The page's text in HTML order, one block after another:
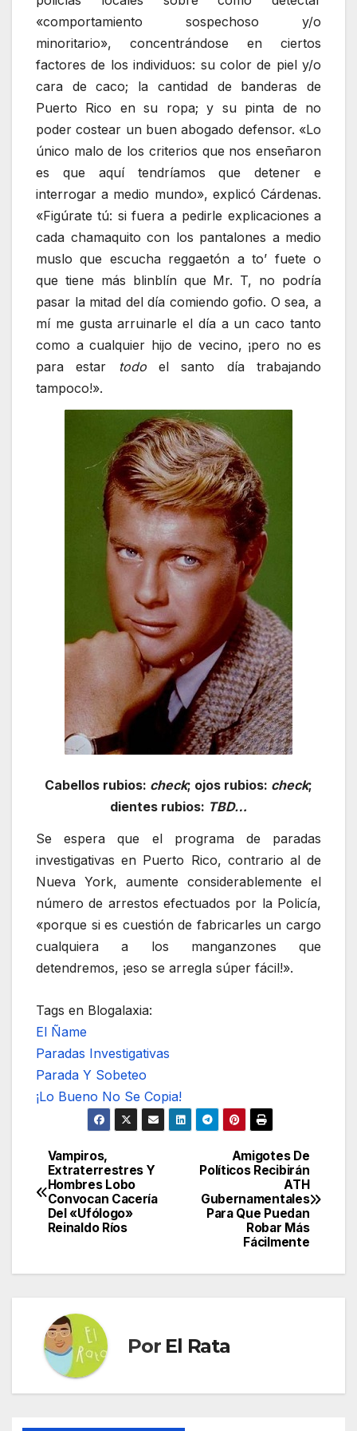
«comportamiento sospechoso y/o
minoritario», concentrándose en ciertos
factores de los individuos: su color de piel y/o
cara de caco; la cantidad de banderas de
Puerto Rico en su ropa; y su pinta de no
poder costear un buen abogado defensor. «Lo
único malo de los criterios que nos enseñaron
es que aquí tendríamos que detener e
interrogar a medio mundo», explicó Cárdenas.
«Figúrate tú: si fuera a pedirle explicaciones a
cada chamaquito con los pantalones a medio
muslo que escucha reggaetón a to’ fuete o
que tiene más blinblín que Mr. T, no podría
pasar la mitad del día comiendo gofio. O sea, a
mí me gusta arruinarle el día a un caco tanto
como a cualquier hijo de vecino, ¡pero no es
para estar
todoel santo día trabajando
tampoco!».
Cabellos rubios: check; ojos rubios: check;
dientes rubios: TBD…
Se espera que el programa de paradas
investigativas en Puerto Rico, contrario al de
Nueva York, aumente considerablemente el
número de arrestos efectuados por la Policía,
«porque si es cuestión de fabricarles un cargo
cualquiera a los manganzones que
detendremos, ¡eso se arregla súper fácil!».
Tags en Blogalaxia:
El Ñame
Paradas Investigativas
Parada Y Sobeteo
¡Lo Bueno No Se Copia!
Navegación
de
entradas
Amigotes De
Políticos Recibirán
ATH
Gubernamentales
Para Que Puedan
Robar Más
Fácilmente
Vampiros,
Extraterrestres Y
Hombres Lobo
Convocan Cacería
Del «Ufólogo»
Reinaldo Ríos
Por El Rata